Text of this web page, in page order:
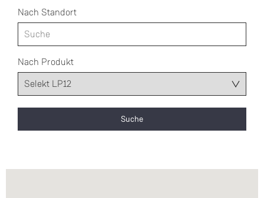
Nach Standort
Nach Produkt